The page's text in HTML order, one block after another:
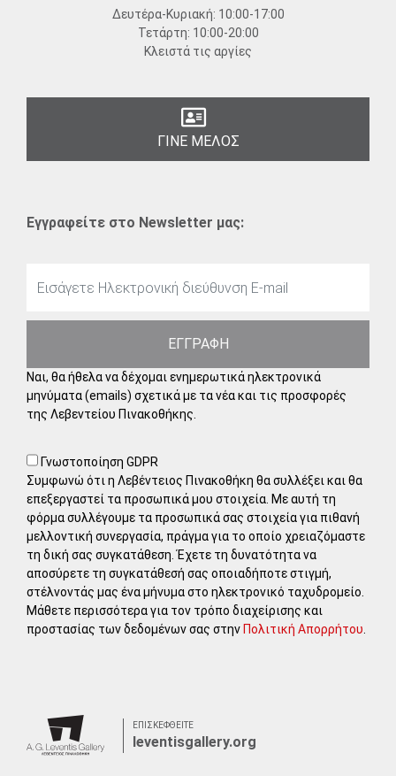
Δευτέρα-Κυριακή: 10:00-17:00
Τετάρτη: 10:00-20:00
Κλειστά τις αργίες
ΓΙΝΕ ΜΕΛΟΣ
Εγγραφείτε στο Newsletter μας:
ΕΓΓΡΑΦΗ
Ναι, θα ήθελα να δέχομαι ενημερωτικά ηλεκτρονικά
μηνύματα (emails) σχετικά με τα νέα και τις προσφορές
της Λεβεντείου Πινακοθήκης.
Γνωστοποίηση GDPR
Συμφωνώ ότι η Λεβέντειος Πινακοθήκη θα συλλέξει και θα
επεξεργαστεί τα προσωπικά μου στοιχεία. Με αυτή τη
φόρμα συλλέγουμε τα προσωπικά σας στοιχεία για πιθανή
μελλοντική συνεργασία, πράγμα για το οποίο χρειαζόμαστε
τη δική σας συγκατάθεση. Έχετε τη δυνατότητα να
αποσύρετε τη συγκατάθεσή σας οποιαδήποτε στιγμή,
στέλνοντάς μας ένα μήνυμα στο ηλεκτρονικό ταχυδρομείο.
Μάθετε περισσότερα για τον τρόπο διαχείρισης και
προστασίας των δεδομένων σας στην Πολιτική Απορρήτου.
ΕΠΙΣΚΕΦΘΕΙΤΕ
leventisgallery.org